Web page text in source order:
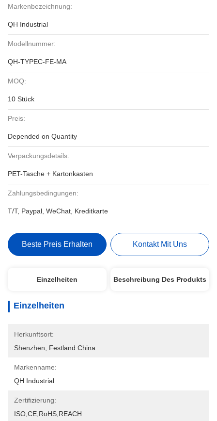
Markenbezeichnung:
QH Industrial
Modellnummer:
QH-TYPEC-FE-MA
MOQ:
10 Stück
Preis:
Depended on Quantity
Verpackungsdetails:
PET-Tasche + Kartonkasten
Zahlungsbedingungen:
T/T, Paypal, WeChat, Kreditkarte
Beste Preis Erhalten Kontakt Mit Uns
Einzelheiten Beschreibung Des Produkts
Einzelheiten
Herkunftsort:
Shenzhen, Festland China
Markenname:
QH Industrial
Zertifizierung:
ISO,CE,RoHS,REACH